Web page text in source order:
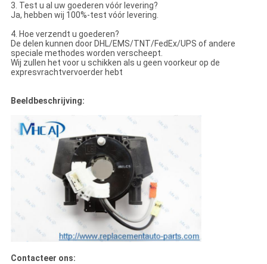
3. Test u al uw goederen vóór levering?
Ja, hebben wij 100%-test vóór levering.
4. Hoe verzendt u goederen?
De delen kunnen door DHL/EMS/TNT/FedEx/UPS of andere
speciale methodes worden verscheept.
Wij zullen het voor u schikken als u geen voorkeur op de
expresvrachtvervoerder hebt
Beeldbeschrijving:
Contacteer ons: